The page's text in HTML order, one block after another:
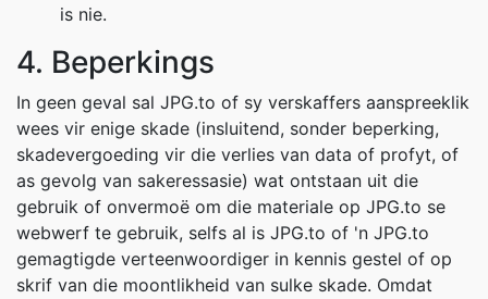
is nie.
4. Beperkings
In geen geval sal JPG.to of sy verskaffers aanspreeklik
wees vir enige skade (insluitend, sonder beperking,
skadevergoeding vir die verlies van data of profyt, of
as gevolg van sakeressasie) wat ontstaan uit die
gebruik of onvermoë om die materiale op JPG.to se
webwerf te gebruik, selfs al is JPG.to of 'n JPG.to
gemagtigde verteenwoordiger in kennis gestel of op
skrif van die moontlikheid van sulke skade. Omdat